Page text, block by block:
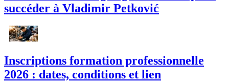
succéder à Vladimir Petković
Inscriptions formation professionnelle
2026 : dates, conditions et lien